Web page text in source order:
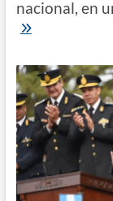
nacional, en
Acto
|
En
la
costanera,
1800
alumnos
de
4.°
grado